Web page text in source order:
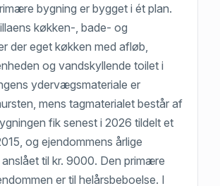
bygning er bygget i ét plan.
køkken-, bade- og
der eget køkken med afløb,
og vandskyllende toilet i
ydervægsmateriale er
mens tagmaterialet består af
fik senest i 2026 tildelt et
og ejendommens årlige
til kr. 9000. Den primære
er til helårsbeboelse. I